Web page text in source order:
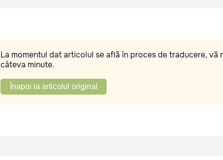
La momentul dat articolul se află în proces de traducere, vă
câteva minute.
Înapoi la articolul original